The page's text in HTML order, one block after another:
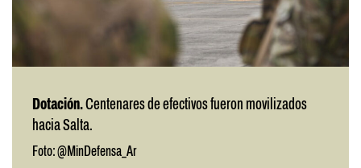
Dotación.Centenares de efectivos fueron movilizados
hacia Salta.
Foto: @MinDefensa_Ar